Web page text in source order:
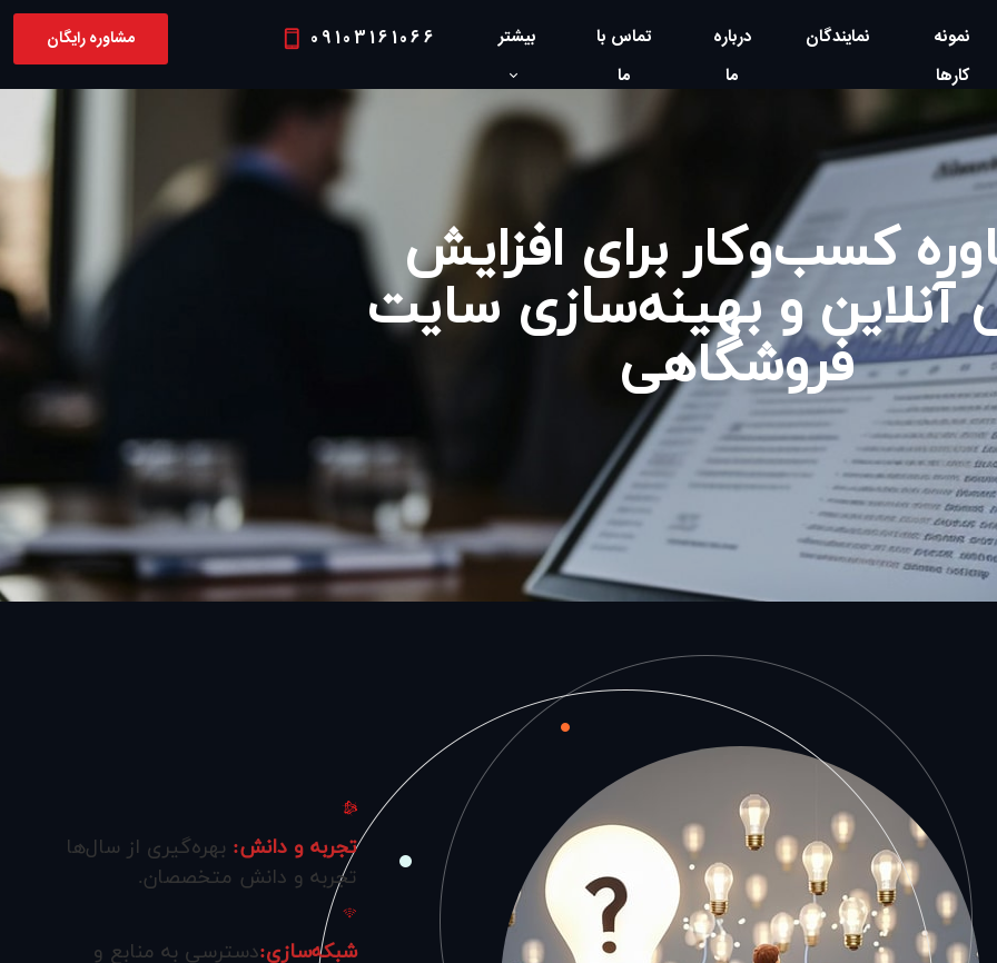
مشاوره رایگان P 09103161066
نمونه
کارها
نمایندگان
درباره
ما
تماس با
ما
بیشتر
کسب‌وکار برای افزایش
آنلاین و بهینه‌سازی سایت
فروشگاهی
تجربه و دانش: بهره‌گیری از سال‌ها
تجربه و دانش متخصصان.
شبکه‌سازی:دسترسی به منابع و